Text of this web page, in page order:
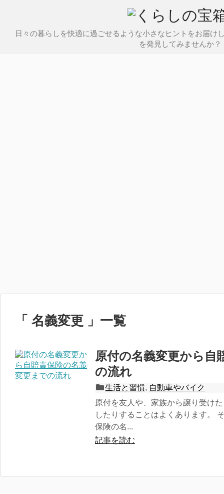
日々の暮らしを快適に過ごせるような小さなヒントをお届け
を発見してみませんか？
「 名義変更 」一覧
原付の名義変更から自
の流れ
生活と習慣, 自動車やバイク
原付を友人や、家族から譲り受け
したりすることはよくあります。
保険の名...
記事を読む